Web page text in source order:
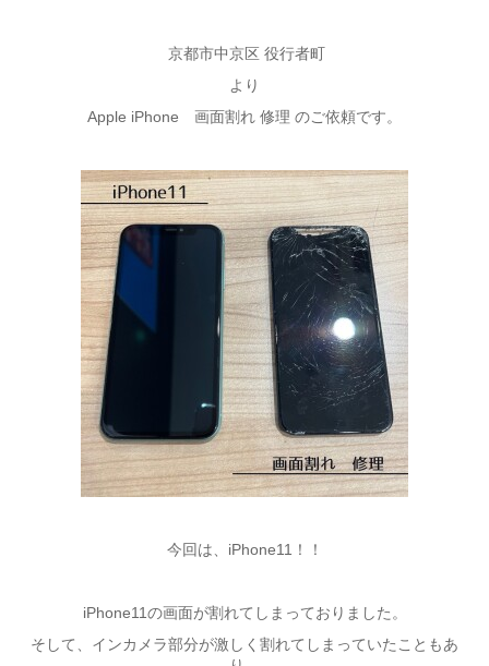
京都市中京区 役行者町
より
Apple iPhone 画面割れ 修理 のご依頼です。
今回は、iPhone11！！
iPhone11の画面が割れてしまっておりました。
そして、インカメラ部分が激しく割れてしまっていたこともあ